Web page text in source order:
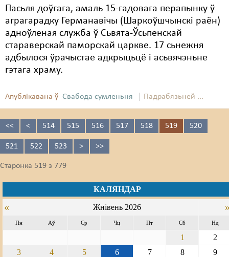
Пасьля доўгага, амаль 15-гадовага перапынку ў
аграгарадку Германавічы (Шаркоўшчынскі раён)
адноўленая служба ў Сьвята-Ўсьпенскай
стараверскай паморскай царкве. 17 сьнежня
адбылося ўрачыстае адкрыцьцё і асьвячэньне
гэтага храму.
Апублікавана ў Свабода сумленьня Падрабязьней ...
<< < 514 515 516 517 518 519 520
521 522 523 > >>
Старонка 519 з 779
КАЛЯНДАР
« Жнівень 2026
Пн Аў Ср Чц Пт Сб Нд
1
2
3
4 5 6 7 8
9